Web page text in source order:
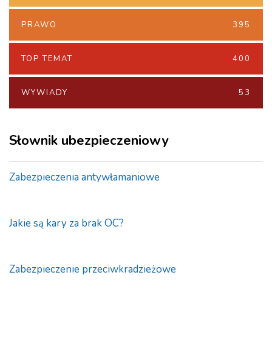
PRAWO 395
TOP TEMAT 400
WYWIADY 53
Słownik ubezpieczeniowy
Zabezpieczenia antywłamaniowe
Jakie są kary za brak OC?
Zabezpieczenie przeciwkradzieżowe